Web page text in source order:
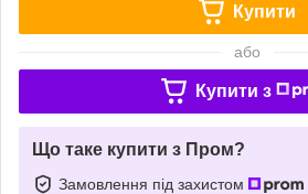
Купити
або
Купити з
Що таке купити з Пром?
Замовлення під захистом